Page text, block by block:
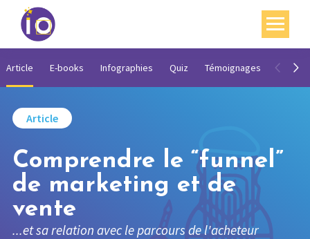
Vos enjeux
Académie
Ressources
Agenda
Contact
Article E-books Infographies Quiz Témoignages Vidéos
Article
Comprendre le “funnel”
de marketing et de
vente
...et sa relation avec le parcours de l'acheteur